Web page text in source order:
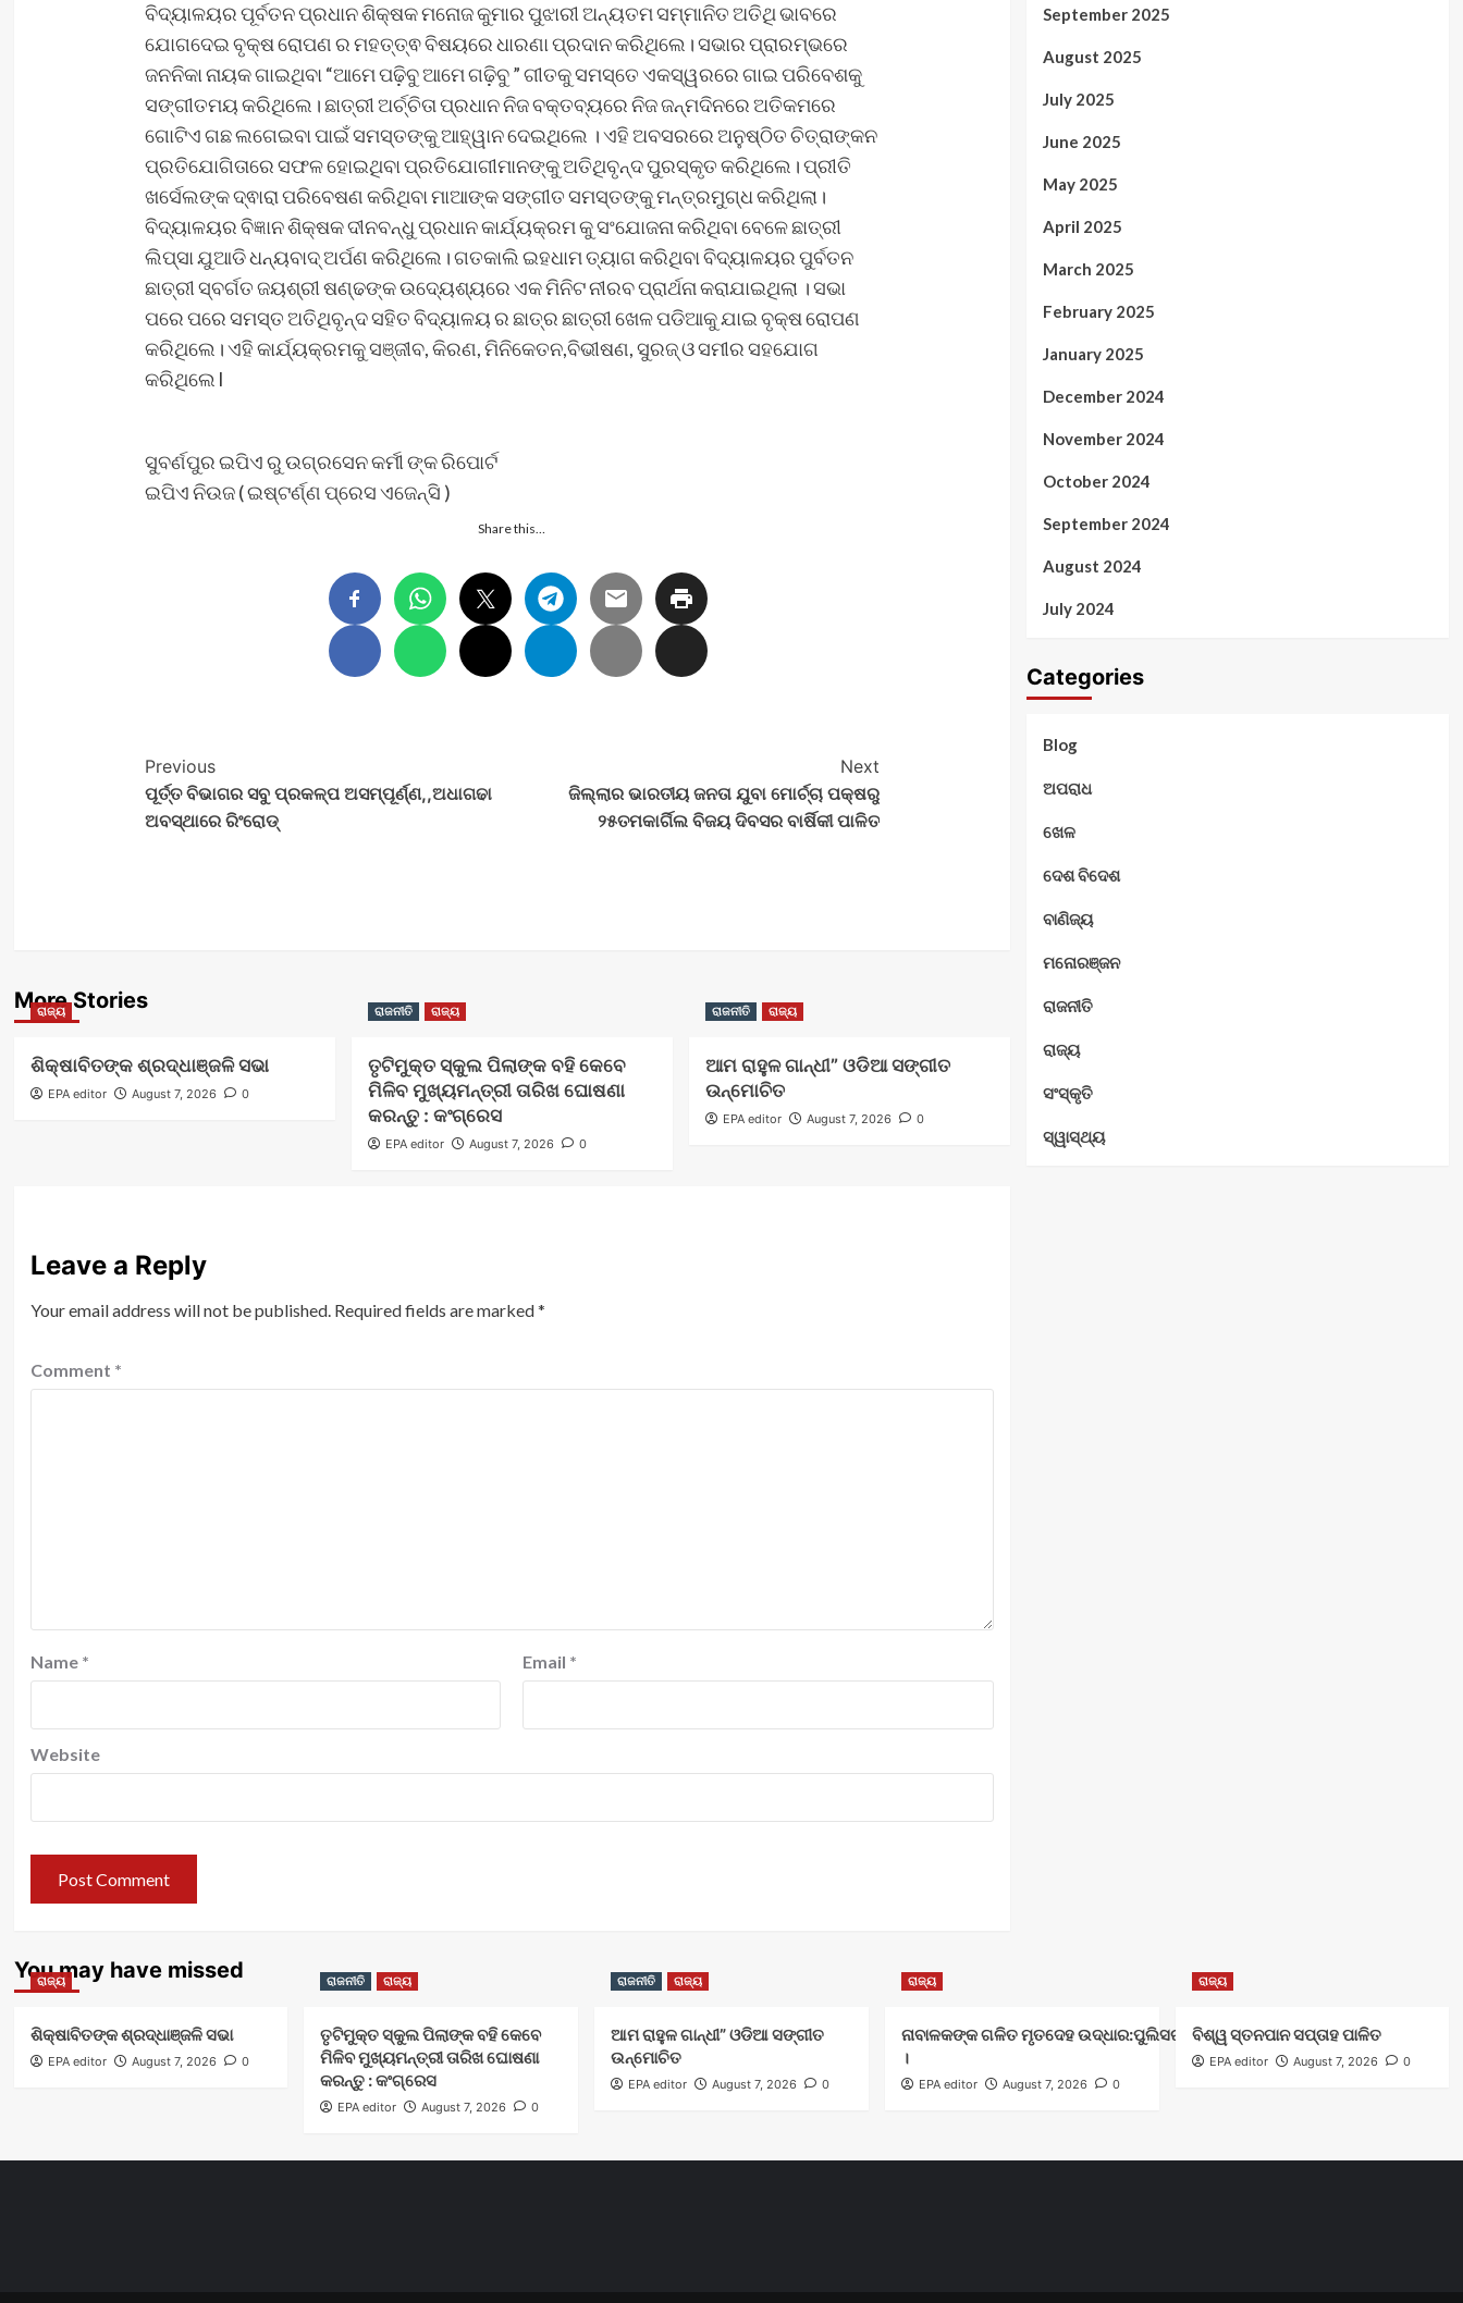
ବିଦ୍ୟାଳୟର ପୂର୍ବତନ ପ୍ରଧାନ ଶିକ୍ଷକ ମନୋଜ କୁମାର ପୁଝାରୀ ଅନ୍ୟତମ ସମ୍ମାନିତ ଅତିଥି ଭାବରେ
ଯୋଗଦେଇ ବୃକ୍ଷ ରୋପଣ ର ମହତ୍ତ୍ଵ ବିଷୟରେ ଧାରଣା ପ୍ରଦାନ କରିଥିଲେ। ସଭାର ପ୍ରାରମ୍ଭରେ
ଜନନିକା ନାୟକ ଗାଇଥିବା “ଆମେ ପଢ଼ିବୁ ଆମେ ଗଢ଼ିବୁ ” ଗୀତକୁ ସମସ୍ତେ ଏକସ୍ୱରରେ ଗାଇ ପରିବେଶକୁ
ସଙ୍ଗୀତମୟ କରିଥିଲେ। ଛାତ୍ରୀ ଅର୍ଚ୍ଚିତା ପ୍ରଧାନ ନିଜ ବକ୍ତବ୍ୟରେ ନିଜ ଜନ୍ମଦିନରେ ଅତିକମରେ
ଗୋଟିଏ ଗଛ ଲଗେଇବା ପାଇଁ ସମସ୍ତଙ୍କୁ ଆହ୍ୱାନ ଦେଇଥିଲେ । ଏହି ଅବସରରେ ଅନୁଷ୍ଠିତ ଚିତ୍ରାଙ୍କନ
ପ୍ରତିଯୋଗିତାରେ ସଫଳ ହୋଇଥିବା ପ୍ରତିଯୋଗୀମାନଙ୍କୁ ଅତିଥିବୃନ୍ଦ ପୁରସ୍କୃତ କରିଥିଲେ। ପ୍ରୀତି
ଖର୍ସେଲଙ୍କ ଦ୍ଵାରା ପରିବେଷଣ କରିଥିବା ମାଆଙ୍କ ସଙ୍ଗୀତ ସମସ୍ତଙ୍କୁ ମନ୍ତ୍ରମୁଗ୍ଧ କରିଥିଲା।
ବିଦ୍ୟାଳୟର ବିଜ୍ଞାନ ଶିକ୍ଷକ ଦୀନବନ୍ଧୁ ପ୍ରଧାନ କାର୍ଯ୍ୟକ୍ରମ କୁ ସଂଯୋଜନା କରିଥିବା ବେଳେ ଛାତ୍ରୀ
ଲିପ୍ସା ଯୁଆଡି ଧନ୍ୟବାଦ୍ ଅର୍ପଣ କରିଥିଲେ। ଗତକାଲି ଇହଧାମ ତ୍ୟାଗ କରିଥିବା ବିଦ୍ୟାଳୟର ପୁର୍ବତନ
ଛାତ୍ରୀ ସ୍ବର୍ଗତ ଜୟଶ୍ରୀ ଷଣ୍ଢଙ୍କ ଉଦ୍ୟେଶ୍ୟରେ ଏକ ମିନିଟ ନୀରବ ପ୍ରାର୍ଥନା କରାଯାଇଥିଲା । ସଭା
ପରେ ପରେ ସମସ୍ତ ଅତିଥିବୃନ୍ଦ ସହିତ ବିଦ୍ୟାଳୟ ର ଛାତ୍ର ଛାତ୍ରୀ ଖେଳ ପଡିଆକୁ ଯାଇ ବୃକ୍ଷ ରୋପଣ
କରିଥିଲେ। ଏହି କାର୍ଯ୍ୟକ୍ରମକୁ ସଞ୍ଜୀବ, କିରଣ, ମିନିକେତନ,ବିଭୀଷଣ, ସୁରଜ୍ ଓ ସମୀର ସହଯୋଗ
କରିଥିଲେ l
ସୁବର୍ଣପୁର ଇପିଏ ରୁ ଉଗ୍ରସେନ କର୍ମୀ ଙ୍କ ରିପୋର୍ଟ
ଇପିଏ ନିଉଜ ( ଇଷ୍ଟର୍ଣ୍ଣ ପ୍ରେସ ଏଜେନ୍ସି )
Share this…
Post
Navigation
Previous
ପୂର୍ତ୍ତ ବିଭାଗର ସବୁ ପ୍ରକଳ୍ପ ଅସମ୍ପୂର୍ଣ୍ଣ,,ଅଧାଗଢା
ଅବସ୍ଥାରେ ରିଂରୋଡ୍‌
Next
ଜିଲ୍ଲାର ଭାରତୀୟ ଜନତା ଯୁବା ମୋର୍ଚ୍ଚା ପକ୍ଷରୁ
୨୫ତମକାର୍ଗିଲ ବିଜୟ ଦିବସର ବାର୍ଷିକୀ ପାଳିତ
More Stories
ରାଜ୍ୟ
ଶିକ୍ଷାବିତଙ୍କ ଶ୍ରଦ୍ଧାଞ୍ଜଳି ସଭା
EPA editor August 7, 2026 0
ରାଜନୀତି ରାଜ୍ୟ
ତୃଟିମୁକ୍ତ ସ୍କୁଲ ପିଲାଙ୍କ ବହି କେବେ
ମିଳିବ ମୁଖ୍ୟମନ୍ତ୍ରୀ ତାରିଖ ଘୋଷଣା
କରନ୍ତୁ : କଂଗ୍ରେସ
EPA editor August 7, 2026 0
ରାଜନୀତି ରାଜ୍ୟ
ଆମ ରାହୁଳ ଗାନ୍ଧୀ” ଓଡିଆ ସଙ୍ଗୀତ
ଉନ୍ମୋଚିତ
EPA editor August 7, 2026 0
Leave a Reply
Your email address will not be published. Required fields are marked*
Comment *
Name * Email *
Website
September 2025
August 2025
July 2025
June 2025
May 2025
April 2025
March 2025
February 2025
January 2025
December 2024
November 2024
October 2024
September 2024
August 2024
July 2024
Categories
Blog
ଅପରାଧ
ଖେଳ
ଦେଶ ବିଦେଶ
ବାଣିଜ୍ୟ
ମନୋରଞ୍ଜନ
ରାଜନୀତି
ରାଜ୍ୟ
ସଂସ୍କୃତି
ସ୍ୱାସ୍ଥ୍ୟ
You may have missed
ରାଜ୍ୟ
ଶିକ୍ଷାବିତଙ୍କ ଶ୍ରଦ୍ଧାଞ୍ଜଳି ସଭା
EPA editor August 7, 2026 0
ରାଜନୀତି ରାଜ୍ୟ
ତୃଟିମୁକ୍ତ ସ୍କୁଲ ପିଲାଙ୍କ ବହି କେବେ
ମିଳିବ ମୁଖ୍ୟମନ୍ତ୍ରୀ ତାରିଖ ଘୋଷଣା
କରନ୍ତୁ : କଂଗ୍ରେସ
EPA editor August 7, 2026 0
ରାଜନୀତି ରାଜ୍ୟ
ଆମ ରାହୁଳ ଗାନ୍ଧୀ” ଓଡିଆ ସଙ୍ଗୀତ
ଉନ୍ମୋଚିତ
EPA editor August 7, 2026 0
ରାଜ୍ୟ
ନାବାଳକଙ୍କ ଗଳିତ ମୃତଦେହ ଉଦ୍ଧାର:ପୁଲିସର ତଦନ୍ତ ଜାରି
।
EPA editor August 7, 2026 0
ରାଜ୍ୟ
ବିଶ୍ୱ ସ୍ତନପାନ ସପ୍ତାହ ପାଳିତ
EPA editor August 7, 2026 0